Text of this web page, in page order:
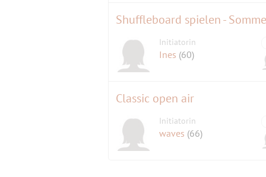
Moderator ist immer Korbinian
Shuffleboard spielen -
Initiatorin
Ines (60)
Classic open air
Initiatorin
waves (66)